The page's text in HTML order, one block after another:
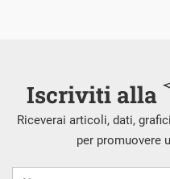
Iscriviti alla
Riceverai articoli, dati,
per promuovere